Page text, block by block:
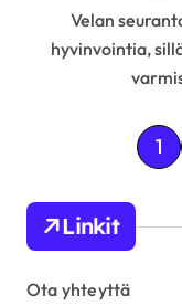
Velan seuranta on keskeinen osa taloudellista
hyvinvointia,
P
o
1
Linkit
Ota yhteyttä